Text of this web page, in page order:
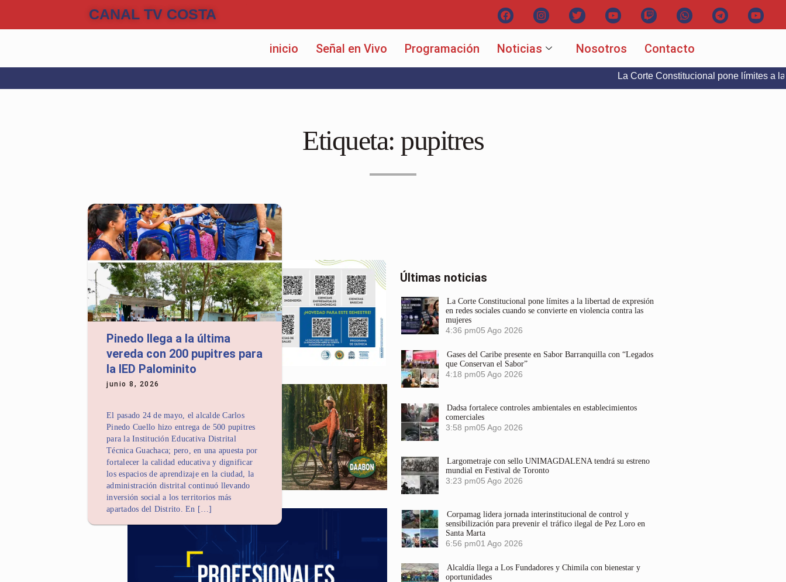
CANAL TV COSTA
inicio Señal en Vivo Programación Noticias Nosotros Contacto
La Corte Constitucional pone límites a la libertad
Etiqueta: pupitres
Pinedo llega a la última
vereda con 200 pupitres para
la IED Palominito
junio 8, 2026
El pasado 24 de mayo, el alcalde Carlos
Pinedo Cuello hizo entrega de 500 pupitres
para la Institución Educativa Distrital
Técnica Guachaca; pero, en una apuesta por
fortalecer la calidad educativa y dignificar
los espacios de aprendizaje en la ciudad, la
administración distrital continuó llevando
inversión social a los territorios más
apartados del Distrito. En […]
Últimas noticias
La Corte Constitucional pone límites a la libertad de expresión
en redes sociales cuando se convierte en violencia contra las
mujeres
4:36 pm05 Ago 2026
Gases del Caribe presente en Sabor Barranquilla con “Legados
que Conservan el Sabor”
4:18 pm05 Ago 2026
Dadsa fortalece controles ambientales en establecimientos
comerciales
3:58 pm05 Ago 2026
Largometraje con sello UNIMAGDALENA tendrá su estreno
mundial en Festival de Toronto
3:23 pm05 Ago 2026
Corpamag lidera jornada interinstitucional de control y
sensibilización para prevenir el tráfico ilegal de Pez Loro en
Santa Marta
6:56 pm01 Ago 2026
Alcaldía llega a Los Fundadores y Chimila con bienestar y
oportunidades